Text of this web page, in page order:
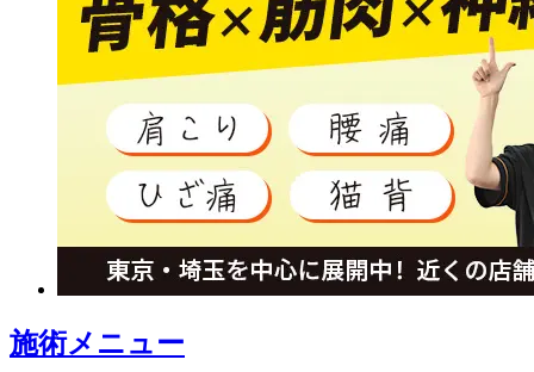
施術メニュー